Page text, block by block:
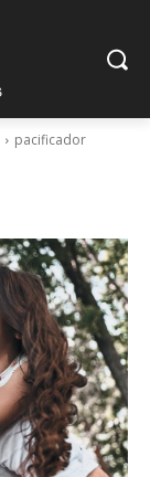
pacificador